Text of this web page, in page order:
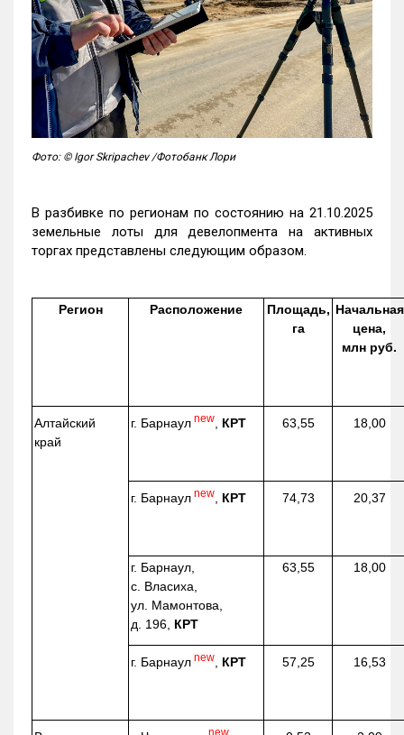
Фото: © Igor Skripachev /Фотобанк Лори
В разбивке по регионам по состоянию на 21.10.2025
земельные лоты для девелопмента на активных
торгах представлены следующим образом.
Регион Расположение
Площадь,
га
Начальная
цена,
млн руб.
Алтайский
край
г. Барнаул new КРТ 63,55 18,00
г. Барнаул new КРТ 74,73 20,37
г. Барнаул,
с. Власиха,
ул. Мамонтова,
д. 196, КРТ
63,55 18,00
г. Барнаул new КРТ 57,25 16,53
new